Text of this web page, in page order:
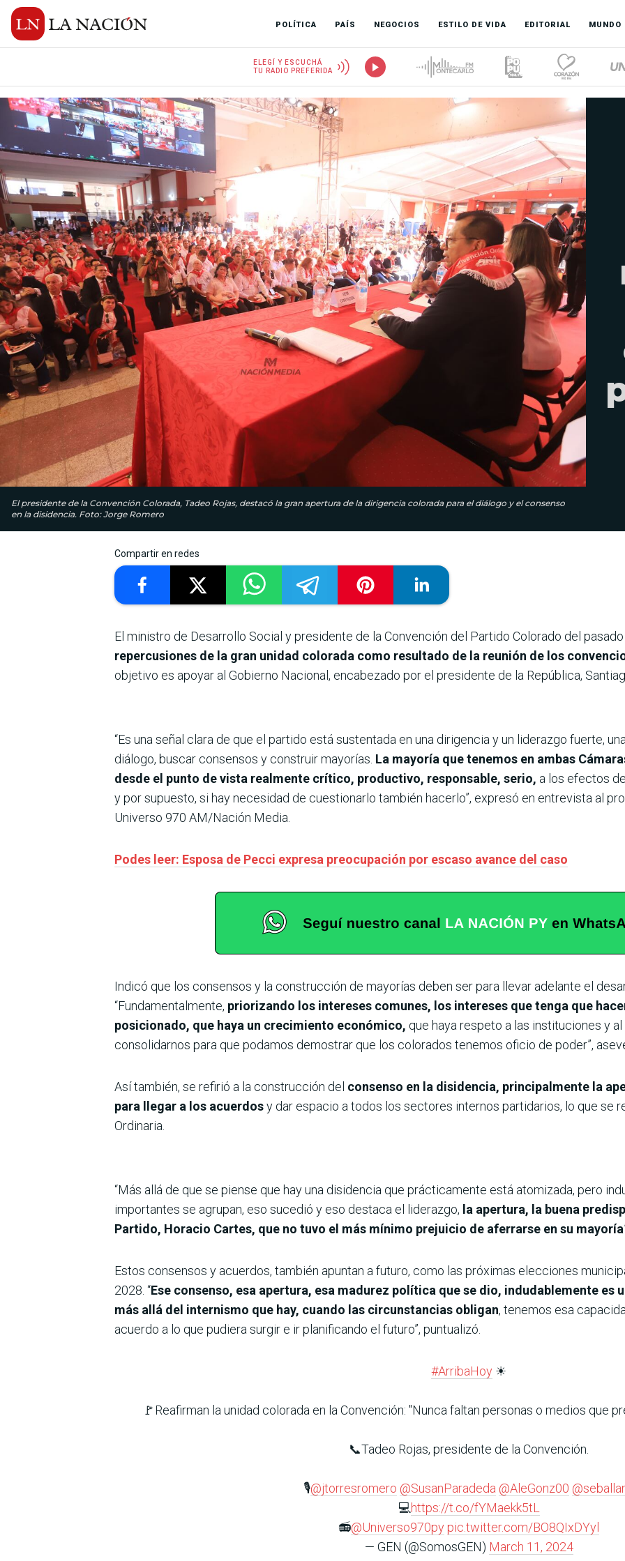
POLÍTICA PAÍS NEGOCIOS ESTILO DE VIDA EDITORIAL MUNDO
ELEGÍ Y ESCUCHÁ
TU RADIO PREFERIDA
El presidente de la Convención Colorada, Tadeo Rojas, destacó la gran apertura de la dirigencia colorada para el diálogo y el consenso
en la disidencia. Foto: Jorge Romero
Compartir en redes
El ministro de Desarrollo Social y presidente de la Convención del Partido Colorado del pasado
repercusiones de la gran unidad colorada como resultado de la reunión de los
objetivo es apoyar al Gobierno Nacional, encabezado por el presidente de la República,
“Es una señal clara de que el partido está sustentada en una dirigencia y un liderazgo fuerte,
diálogo, buscar consensos y construir mayorías. La mayoría que tenemos en ambas
desde el punto de vista realmente crítico, productivo, responsable, serio, a los efectos
y por supuesto, si hay necesidad de cuestionarlo también hacerlo”, expresó en entrevista al
Universo 970 AM/Nación Media.
Podes leer: Esposa de Pecci expresa preocupación por escaso avance del caso
Indicó que los consensos y la construcción de mayorías deben ser para llevar adelante el
“Fundamentalmente, priorizando los intereses comunes, los intereses que tenga que
posicionado, que haya un crecimiento económico, que haya respeto a las instituciones y
consolidarnos para que podamos demostrar que los colorados tenemos oficio de poder”,
Así también, se refirió a la construcción del consenso en la disidencia, principalmente la
para llegar a los acuerdosy dar espacio a todos los sectores internos partidarios, lo que se
Ordinaria.
“Más allá de que se piense que hay una disidencia que prácticamente está atomizada, pero
importantes se agrupan, eso sucedió y eso destaca el liderazgo, la apertura, la buena
Partido, Horacio Cartes, que no tuvo el más mínimo prejuicio de aferrarse en su mayoría
Estos consensos y acuerdos, también apuntan a futuro, como las próximas elecciones
2028. “Ese consenso, esa apertura, esa madurez política que se dio, indudablemente es
más allá del internismo que hay, cuando las circunstancias obligan, tenemos esa
acuerdo a lo que pudiera surgir e ir planificando el futuro”, puntualizó.
#ArribaHoy ☀
🚩Reafirman la unidad colorada en la Convención: "Nunca faltan personas o medios que
📞Tadeo Rojas, presidente de la Convención.
🎙️@jtorresromero @SusanParadeda @AleGonz00
💻https://t.co/fYMaekk5tL
📻@Universo970py pic.twitter.com/BO8QIxDYyl
— GEN (@SomosGEN) March 11, 2024